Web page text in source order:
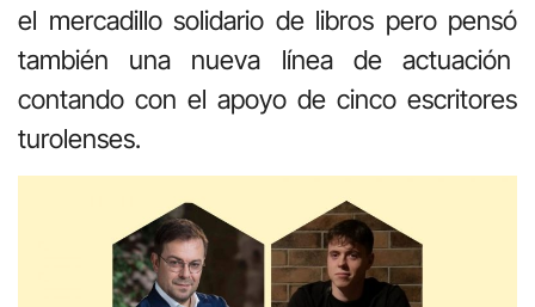
el mercadillo solidario de libros pero pensó
también una nueva línea de actuación
contando con el apoyo de cinco escritores
turolenses.